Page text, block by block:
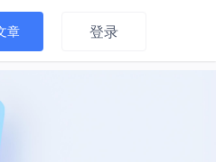
章 登录